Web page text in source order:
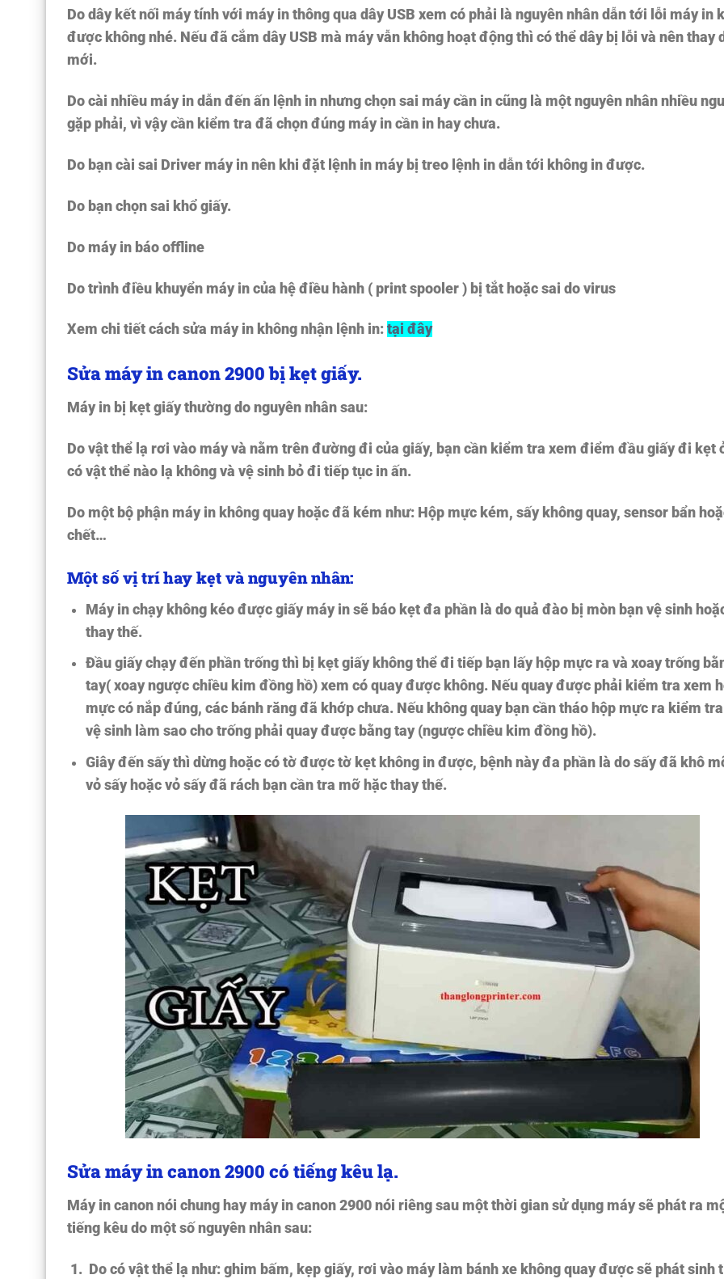
Do dây kết nối máy tính với máy in thông qua dây USB xem có phải là nguyên nhân dẫn tới lỗi máy in
được không nhé. Nếu đã cắm dây USB mà máy vẫn không hoạt động thì có thể dây bị lỗi và nên thay
mới.
Do cài nhiều máy in dẫn đến ấn lệnh in nhưng chọn sai máy cần in cũng là một nguyên nhân nhiều
gặp phải, vì vậy cần kiểm tra đã chọn đúng máy in cần in hay chưa.
Do bạn cài sai Driver máy in nên khi đặt lệnh in máy bị treo lệnh in dẫn tới không in được.
Do bạn chọn sai khổ giấy.
Do máy in báo offline
Do trình điều khuyển máy in của hệ điều hành ( print spooler ) bị tắt hoặc sai do virus
Xem chi tiết cách sửa máy in không nhận lệnh in:tại đây
Sửa máy in canon 2900 bị kẹt giấy.
Máy in bị kẹt giấy thường do nguyên nhân sau:
Do vật thể lạ rơi vào máy và nằm trên đường đi của giấy, bạn cần kiểm tra xem điểm đầu giấy đi kẹt
có vật thể nào lạ không và vệ sinh bỏ đi tiếp tục in ấn.
Do một bộ phận máy in không quay hoặc đã kém như: Hộp mực kém, sấy không quay, sensor bẩn
chết…
Một số vị trí hay kẹt và nguyên nhân:
Máy in chạy không kéo được giấy máy in sẽ báo kẹt đa phần là do quả đào bị mòn bạn vệ sinh
thay thế.
Đầu giấy chạy đến phần trống thì bị kẹt giấy không thể đi tiếp bạn lấy hộp mực ra và xoay trống
tay( xoay ngược chiều kim đồng hồ) xem có quay được không. Nếu quay được phải kiểm tra xem
mực có nắp đúng, các bánh răng đã khớp chưa. Nếu không quay bạn cần tháo hộp mực ra kiểm
vệ sinh làm sao cho trống phải quay được bằng tay (ngược chiều kim đồng hồ).
Giây đến sấy thì dừng hoặc có tờ được tờ kẹt không in được, bệnh này đa phần là do sấy đã khô
vỏ sấy hoặc vỏ sấy đã rách bạn cần tra mỡ hặc thay thế.
Sửa máy in canon 2900 có tiếng kêu lạ.
Máy in canon nói chung hay máy in canon 2900 nói riêng sau một thời gian sử dụng máy sẽ phát ra
tiếng kêu do một số nguyên nhân sau:
Do có vật thể lạ như: ghim bấm, kẹp giấy, rơi vào máy làm bánh xe không quay được sẽ phát sinh